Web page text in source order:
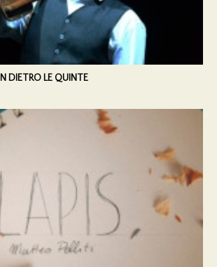
DIETRO LE QUINTE